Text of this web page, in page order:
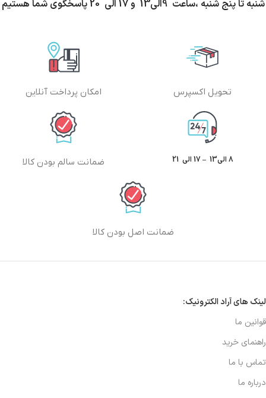
شنبه تا پنج شنبه ،ساعت 9الی13 و 17 الی 20 پاسخگوی شما هستیم
تحویل اکسپرس امکان پرداخت آنلاین
8 الی13 – 17 الی 21 ضمانت سالم بودن کالا
ضمانت اصل بودن کالا
لینک های آراد الکترونیک:
قوانین ما
راهنمای خرید
تماس با ما
درباره ما